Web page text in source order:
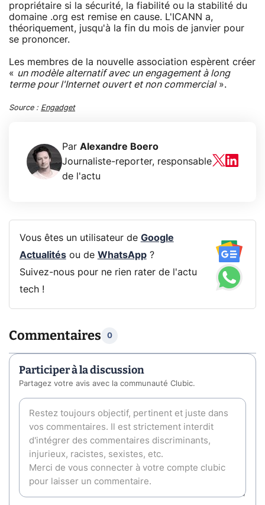
propriétaire si la sécurité, la fiabilité ou la stabilité du
domaine .org est remise en cause. L'ICANN a,
théoriquement, jusqu'à la fin du mois de janvier pour
se prononcer.
Les membres de la nouvelle association espèrent créer
« un modèle alternatif avec un engagement à long
terme pour l'Internet ouvert et non commercial».
Source : Engadget
Par Alexandre Boero
Journaliste-reporter, responsable
de l'actu
Vous êtes un utilisateur de Google
Actualitésou de WhatsApp?
Suivez-nous pour ne rien rater de l'actu
tech !
Commentaires 0
Participer à la discussion
Partagez votre avis avec la communauté Clubic.